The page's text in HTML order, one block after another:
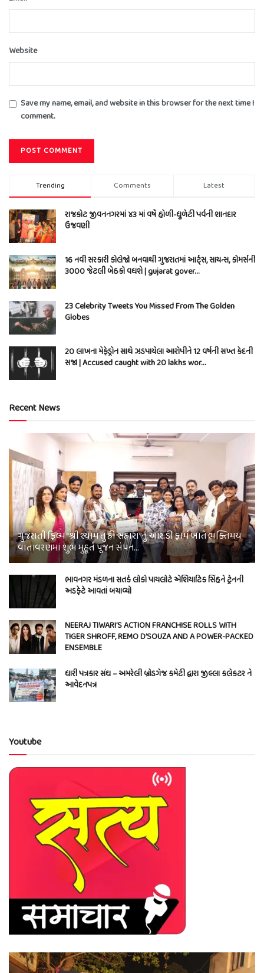
Website
Save my name, email, and website in this browser for the next time I
comment.
Trending Comments Latest
રાજકોટ જીવનનગરમાં ૪૩ માં વર્ષે હોળી-ધુળેટી પર્વની શાનદાર
ઉજવણી
16 નવી સરકારી કોલેજો બનવાથી ગુજરાતમાં આર્ટ્સ, સાયન્સ, કોમર્સની
3000 જેટલી બેઠકો વધશે | gujarat gover…
23 Celebrity Tweets You Missed From The Golden
Globes
20 લાખના મેફેડ્રોન સાથે ઝડપાયેલા આરોપીને 12 વર્ષની સખ્ત કેદની
સજા | Accused caught with 20 lakhs wor…
Recent News
ગુજરાતી ફિલ્મ “શ્રી શ્યામ તું હી સહારા”નું આર.ડી ફાર્મ ખાતે ભક્તિમય
વાતાવરણમાં શુભ મુહૂર્ત પૂજન સંપન…
ભાવનગર મંડળના સતર્ક લોકો પાયલોટે એશિયાટિક સિંહને ટ્રેનની
અડફેટે આવતાં બચાવ્યો
NEERAJ TIWARI’S ACTION FRANCHISE ROLLS WITH
TIGER SHROFF, REMO D’SOUZA AND A POWER-PACKED
ENSEMBLE
ધારી પત્રકાર સંઘ – અમરેલી બ્રોડગેજ કમેટી દ્વારા જીલ્લા કલેકટર ને
આવેદનપત્ર
Youtube